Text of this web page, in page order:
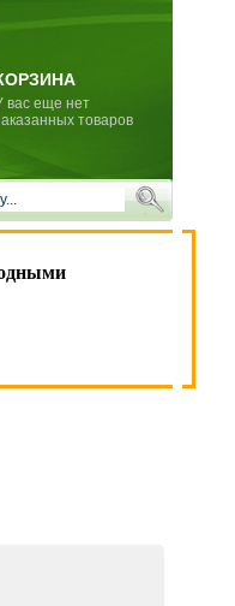
вас еще нет
товаров